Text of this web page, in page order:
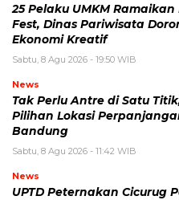
25 Pelaku UMKM Ramaikan
Fest, Dinas Pariwisata
Ekonomi Kreatif
Sabtu, 8 Agu 2026 - 19:50 WIB
News
Tak Perlu Antre di Satu
Pilihan Lokasi
Bandung
Sabtu, 8 Agu 2026 - 11:42 WIB
News
UPTD Peternakan Cicurug